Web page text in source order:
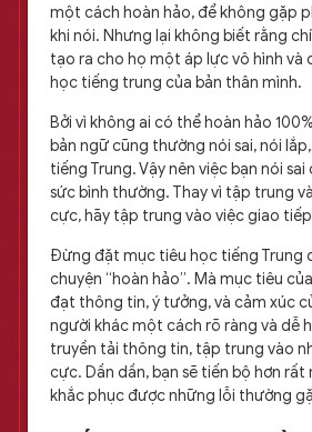
một cách hoàn hảo, để không gặp
khi nói. Nhưng lại không biết rằng
tạo ra cho họ một áp lực vô hình và
học tiếng trung của bản thân mình.
Bởi vì không ai có thể hoàn hảo
bản ngữ cũng thường nói sai, nói
tiếng Trung. Vậy nên việc bạn nói
sức bình thường. Thay vì tập trung
cực, hãy tập trung vào việc giao
Đừng đặt mục tiêu học tiếng Trung
chuyện “hoàn hảo”. Mà mục tiêu
đạt thông tin, ý tưởng, và cảm xúc
người khác một cách rõ ràng và dễ
truyền tải thông tin, tập trung vào
cực. Dần dần, bạn sẽ tiến bộ hơn rất
khắc phục được những lỗi thường